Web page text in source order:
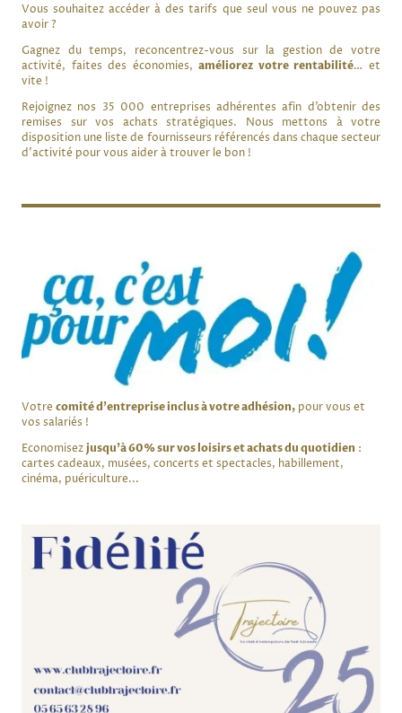
Vous souhaitez accéder à des tarifs que seul vous ne pouvez pas
avoir ?
Gagnez du temps, reconcentrez-vous sur la gestion de votre
activité, faites des économies,améliorez votre rentabilité… et
vite !
Rejoignez nos 35 000 entreprises adhérentes afin d’obtenir des
remises sur vos achats stratégiques. Nous mettons à votre
disposition une liste de fournisseurs référencés dans chaque secteur
d’activité pour vous aider à trouver le bon !
Votre comité d'entreprise inclus à votre adhésion, pour vous et
vos salariés !
Economisezjusqu'à 60% sur vos loisirs et achats du quotidien :
cartes cadeaux, musées, concerts et spectacles, habillement,
cinéma, puériculture...